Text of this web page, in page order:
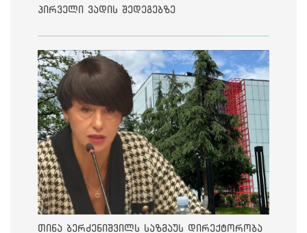
პირველი ვადის შედეგებზე
თინა ბერძენიშვილს საზმაუს დირექტორობა